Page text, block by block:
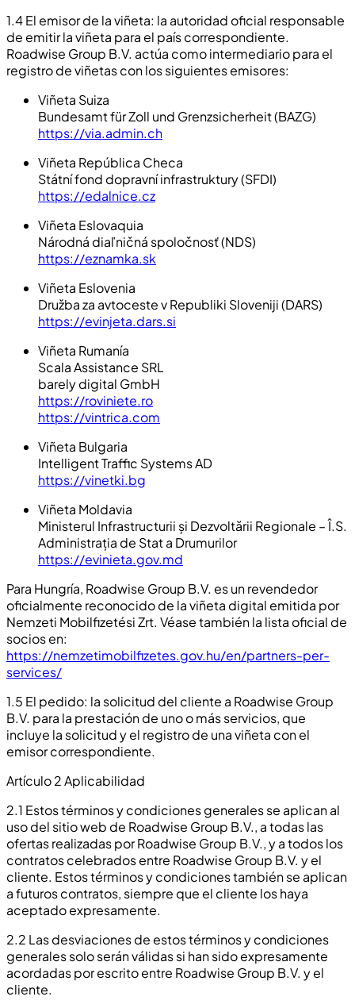
1.4 El emisor de la viñeta: la autoridad oficial responsable
de emitir la viñeta para el país correspondiente.
Roadwise Group B.V. actúa como intermediario para el
registro de viñetas con los siguientes emisores:
Viñeta Suiza
Bundesamt für Zoll und Grenzsicherheit (BAZG)
https://via.admin.ch
Viñeta República Checa
Státní fond dopravní infrastruktury (SFDI)
https://edalnice.cz
Viñeta Eslovaquia
Národná diaľničná spoločnosť (NDS)
https://eznamka.sk
Viñeta Eslovenia
Družba za avtoceste v Republiki Sloveniji (DARS)
https://evinjeta.dars.si
Viñeta Rumanía
Scala Assistance SRL
barely digital GmbH
https://roviniete.ro
https://vintrica.com
Viñeta Bulgaria
Intelligent Traffic Systems AD
https://vinetki.bg
Viñeta Moldavia
Ministerul Infrastructurii și Dezvoltării Regionale – Î.S.
Administrația de Stat a Drumurilor
https://evinieta.gov.md
Para Hungría, Roadwise Group B.V. es un revendedor
oficialmente reconocido de la viñeta digital emitida por
Nemzeti Mobilfizetési Zrt. Véase también la lista oficial de
socios en:
https://nemzetimobilfizetes.gov.hu/en/partners-per-
services/
1.5 El pedido: la solicitud del cliente a Roadwise Group
B.V. para la prestación de uno o más servicios, que
incluye la solicitud y el registro de una viñeta con el
emisor correspondiente.
Artículo 2 Aplicabilidad
2.1 Estos términos y condiciones generales se aplican al
uso del sitio web de Roadwise Group B.V., a todas las
ofertas realizadas por Roadwise Group B.V., y a todos los
contratos celebrados entre Roadwise Group B.V. y el
cliente. Estos términos y condiciones también se aplican
a futuros contratos, siempre que el cliente los haya
aceptado expresamente.
2.2 Las desviaciones de estos términos y condiciones
generales solo serán válidas si han sido expresamente
acordadas por escrito entre Roadwise Group B.V. y el
cliente.